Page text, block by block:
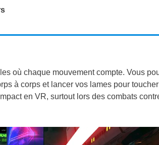
où chaque mouvement compte. Vous
à corps et lancer vos lames pour
en VR, surtout lors des combats